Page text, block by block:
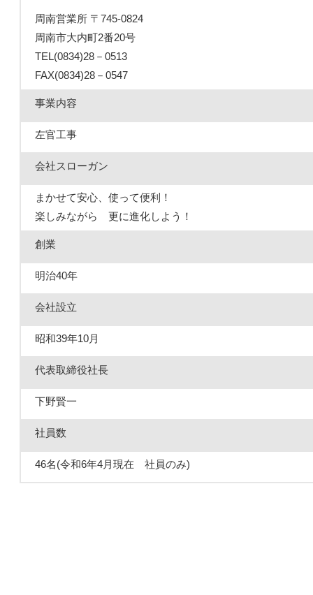
周南営業所 〒745-0824
周南市大内町2番20号
TEL(0834)28－0513
FAX(0834)28－0547
事業内容
左官工事
会社スローガン
まかせて安心、使って便利！
楽しみながら 更に進化しよう！
創業
明治40年
会社設立
昭和39年10月
代表取締役社長
下野賢一
社員数
46名(令和6年4月現在 社員のみ)